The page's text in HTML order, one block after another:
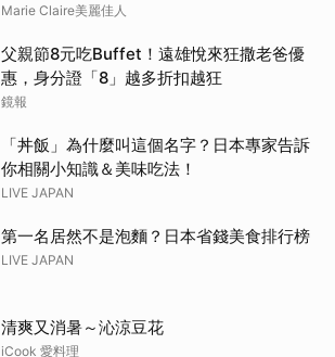
Marie Claire美麗佳人
父親節8元吃Buffet！遠雄悅來狂撒老爸優
惠，身分證「8」越多折扣越狂
鏡報
「丼飯」為什麼叫這個名字？日本專家告訴
你相關小知識＆美味吃法！
LIVE JAPAN
第一名居然不是泡麵？日本省錢美食排行榜
LIVE JAPAN
清爽又消暑～沁涼豆花
iCook 愛料理